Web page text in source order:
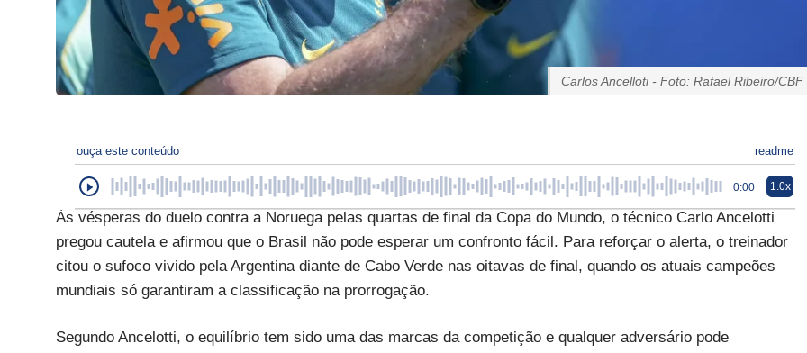
Carlos Ancelloti - Foto: Rafael Ribeiro/CBF
ouça este conteúdo readme
0:00 1.0x
Às vésperas do duelo contra a Noruega pelas quartas de final da Copa do Mundo, o técnico Carlo Ancelotti
pregou cautela e afirmou que o Brasil não pode esperar um confronto fácil. Para reforçar o alerta, o treinador
citou o sufoco vivido pela Argentina diante de Cabo Verde nas oitavas de final, quando os atuais campeões
mundiais só garantiram a classificação na prorrogação.
Segundo Ancelotti, o equilíbrio tem sido uma das marcas da competição e qualquer adversário pode